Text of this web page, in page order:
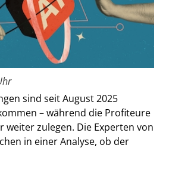
sind seit August 2025
– während die Profiteure
weiter zulegen. Die Experten von
in einer Analyse, ob der